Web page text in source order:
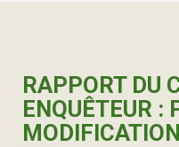
RAPPORT DU
ENQUÊTEUR :